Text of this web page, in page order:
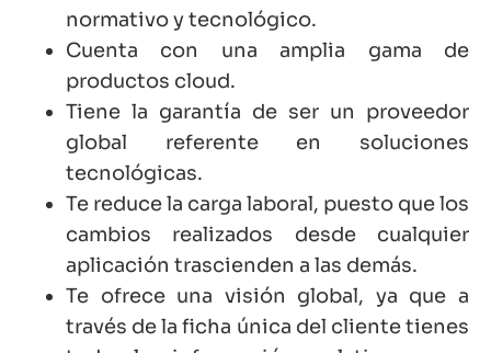
normativo y tecnológico.
Cuenta con una amplia gama de
productos cloud.
Tiene la garantía de ser un proveedor
global referente en soluciones
tecnológicas.
Te reduce la carga laboral, puesto que los
cambios realizados desde cualquier
aplicación trascienden a las demás.
Te ofrece una visión global, ya que a
través de la ficha única del cliente tienes